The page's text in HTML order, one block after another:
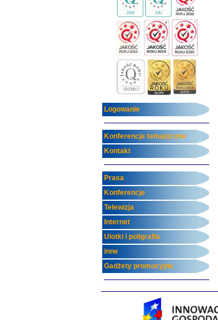
Logowanie
Konferencje tematyczne
Kontakt
Prasa
Konferencje
Telewizja
Internet
Ulotki i poligrafia
inne
Gadżety promocyjne